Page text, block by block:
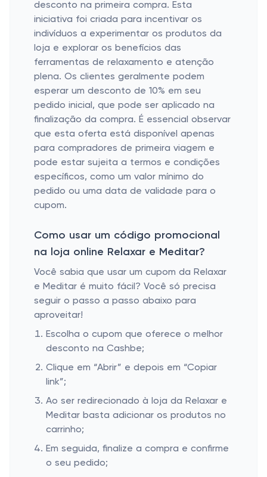
desconto na primeira compra. Esta
iniciativa foi criada para incentivar os
indivíduos a experimentar os produtos da
loja e explorar os benefícios das
ferramentas de relaxamento e atenção
plena. Os clientes geralmente podem
esperar um desconto de 10% em seu
pedido inicial, que pode ser aplicado na
finalização da compra. É essencial observar
que esta oferta está disponível apenas
para compradores de primeira viagem e
pode estar sujeita a termos e condições
específicos, como um valor mínimo do
pedido ou uma data de validade para o
cupom.
Como usar um código promocional
na loja online Relaxar e Meditar?
Você sabia que usar um cupom da Relaxar
e Meditar é muito fácil? Você só precisa
seguir o passo a passo abaixo para
aproveitar!
Escolha o cupom que oferece o melhor
desconto na Cashbe;
Clique em “Abrir” e depois em “Copiar
link”;
Ao ser redirecionado à loja da Relaxar e
Meditar basta adicionar os produtos no
carrinho;
Em seguida, finalize a compra e confirme
o seu pedido;